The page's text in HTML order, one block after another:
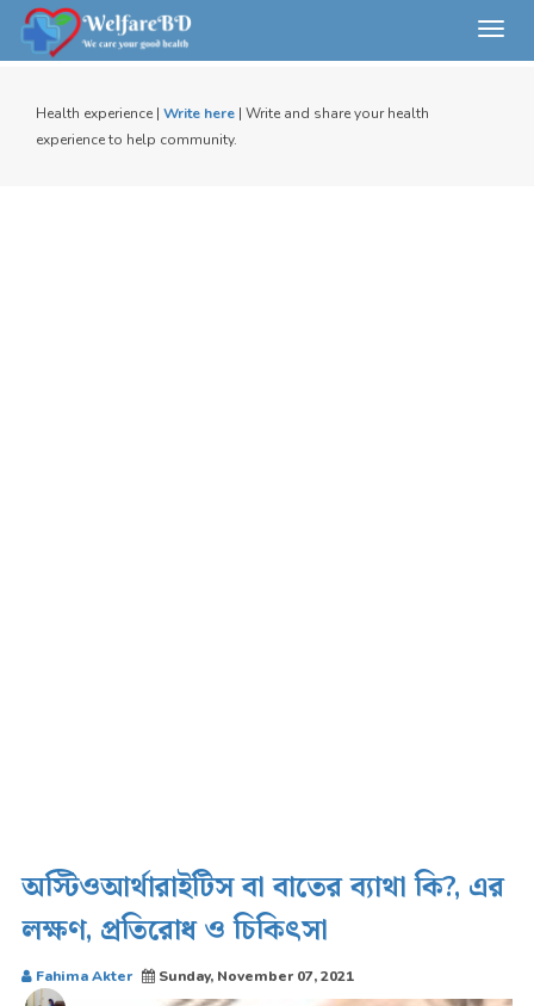
Health experience | Write here | Write and share your health
experience to help community.
অস্টিওআর্থারাইটিস বা বাতের ব্যাথা কি?, এর
লক্ষণ, প্রতিরোধ ও চিকিৎসা
Fahima Akter Sunday, November 07, 2021